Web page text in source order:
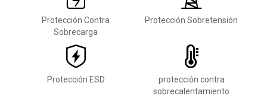
Protección Contra
Sobrecarga
Protección Sobretensión
Protección ESD
protección contra
sobrecalentamiento